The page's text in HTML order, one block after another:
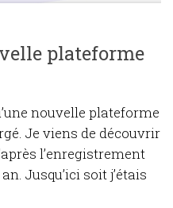
plateforme
nouvelle plateforme
Je viens de découvrir
l’enregistrement
Jusqu’ici soit j’étais